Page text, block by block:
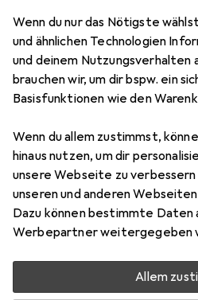
Wenn du nur das Nötigste
und ähnlichen Technologien
und deinem
brauchen wir, um dir bspw. ein
Basisfunktionen wie den
Wenn du allem zustimmst,
hinaus nutzen, um dir
unsere Webseite zu
unseren und anderen
Dazu können bestimmte Daten
Werbepartner weitergegeben
Allem
EUR
1171,26
Manfrotto
MS
Kunststoff
Zubehör für
Nitrotech 608 &
Hier findest du passendes
Manfrotto Nitrotech 608 & CF